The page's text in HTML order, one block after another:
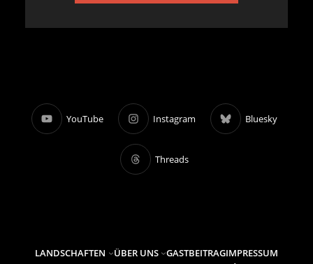
YouTube Instagram Bluesky
Threads
LANDSCHAFTEN ÜBER UNS GASTBEITRAGIMPRESSUM